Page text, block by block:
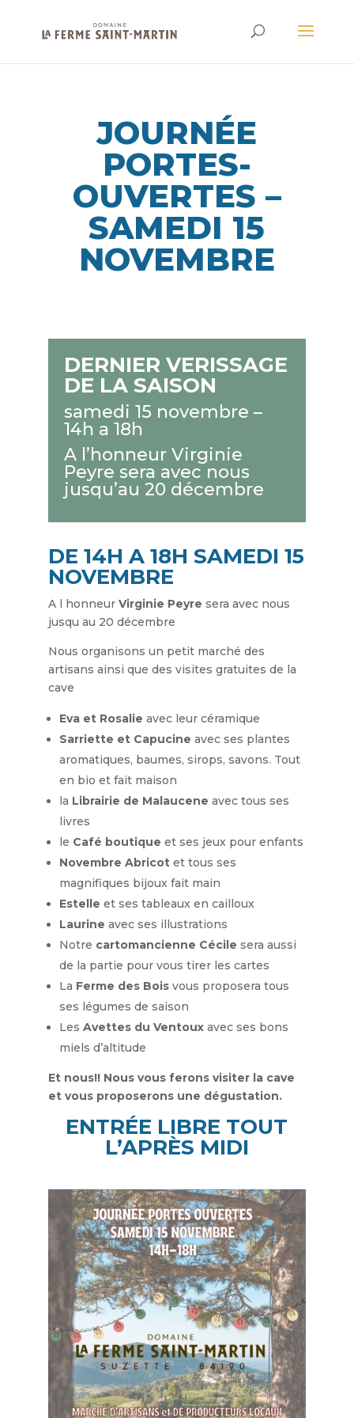
JOURNÉE
PORTES-
OUVERTES –
SAMEDI 15
NOVEMBRE
DERNIER VERISSAGE
DE LA SAISON
samedi 15 novembre –
14h a 18h
A l’honneur Virginie
Peyre sera avec nous
jusqu’au 20 décembre
DE 14H A 18H SAMEDI 15
NOVEMBRE
A l honneur Virginie Peyre sera avec nous
jusqu au 20 décembre
Nous organisons un petit marché des
artisans ainsi que des visites gratuites de la
cave
Eva et Rosalie avec leur céramique
Sarriette et Capucine avec ses plantes
aromatiques, baumes, sirops, savons. Tout
en bio et fait maison
la Librairie de Malaucene avec tous ses
livres
le Café boutique et ses jeux pour enfants
Novembre Abricotet tous ses
magnifiques bijoux fait main
Estelle et ses tableaux en cailloux
Laurine avec ses illustrations
Notre cartomancienne Cécile sera aussi
de la partie pour vous tirer les cartes
La Ferme des Boisvous proposera tous
ses légumes de saison
Les Avettes du Ventouxavec ses bons
miels d’altitude
Et nous!! Nous vous ferons visiter la cave
et vous proposerons une dégustation.
ENTRÉE LIBRE TOUT
L’APRÈS MIDI